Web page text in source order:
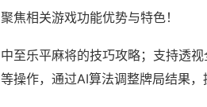
聚焦相关游戏功能优势与特色！
中至乐平麻将的技巧攻略；支持透
等操作，通过AI算法调整牌局结果，